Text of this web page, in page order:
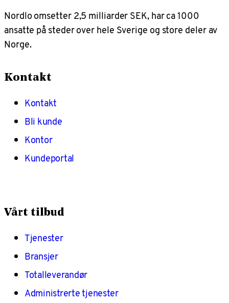
Nordlo omsetter 2,5 milliarder SEK, har ca 1000
ansatte på steder over hele Sverige og store deler av
Norge.
Kontakt
Kontakt
Bli kunde
Kontor
Kundeportal
Vårt tilbud
Tjenester
Bransjer
Totalleverandør
Administrerte tjenester